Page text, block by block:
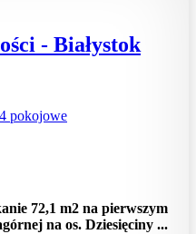
- Białystok
72,1 m2 na pierwszym
na os. Dziesięciny ...